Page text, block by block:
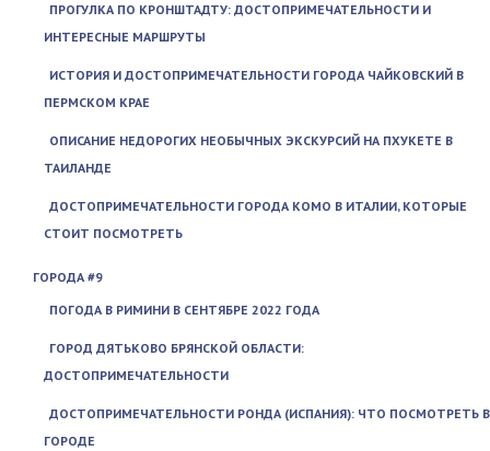
ПРОГУЛКА ПО КРОНШТАДТУ: ДОСТОПРИМЕЧАТЕЛЬНОСТИ И
ИНТЕРЕСНЫЕ МАРШРУТЫ
ИСТОРИЯ И ДОСТОПРИМЕЧАТЕЛЬНОСТИ ГОРОДА ЧАЙКОВСКИЙ В
ПЕРМСКОМ КРАЕ
ОПИСАНИЕ НЕДОРОГИХ НЕОБЫЧНЫХ ЭКСКУРСИЙ НА ПХУКЕТЕ В
ТАИЛАНДЕ
ДОСТОПРИМЕЧАТЕЛЬНОСТИ ГОРОДА КОМО В ИТАЛИИ, КОТОРЫЕ
СТОИТ ПОСМОТРЕТЬ
ГОРОДА #9
ПОГОДА В РИМИНИ В СЕНТЯБРЕ 2022 ГОДА
ГОРОД ДЯТЬКОВО БРЯНСКОЙ ОБЛАСТИ:
ДОСТОПРИМЕЧАТЕЛЬНОСТИ
ДОСТОПРИМЕЧАТЕЛЬНОСТИ РОНДА (ИСПАНИЯ): ЧТО ПОСМОТРЕТЬ В
ГОРОДЕ